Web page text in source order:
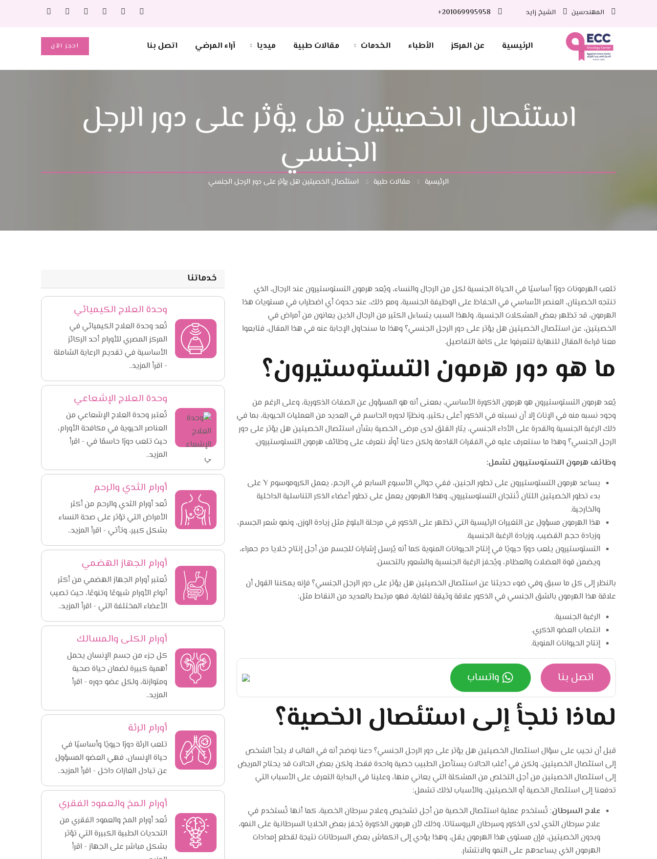
المهندسين الشيخ زايد +201069995958
الرئيسية عن المركز الأطباء الخدمات مقالات طبية ميديا آراء المرضي اتصل بنا احجز الآن
استئصال الخصيتين هل يؤثر على دور الرجل
الجنسي
الرئيسية مقالات طبية استئصال الخصيتين هل يؤثر على دور الرجل الجنسي
تلعب الهرمونات دورًا أساسيًا في الحياة الجنسية لكل من الرجال والنساء، ويُعد هرمون التستوستيرون عند الرجال، الذي
تنتجه الخصيتان، العنصر الأساسي في الحفاظ على الوظيفة الجنسية، ومع ذلك، عند حدوث أي اضطراب في مستويات هذا
الهرمون، قد تظهر بعض المشكلات الجنسية، ولهذا السبب يتساءل الكثير من الرجال الذين يعانون من أمراض في
الخصيتين، عن استئصال الخصيتين هل يؤثر على دور الرجل الجنسي؟ وهذا ما سنحاول الإجابة عنه في هذا المقال، فتابعوا
معنا قراءة المقال للنهاية لتتعرفوا على كافة التفاصيل.
ما هو دور هرمون التستوستيرون؟
يُعد هرمون التستوستيرون هو هرمون الذكورة الأساسي، بمعنى أنه هو المسؤول عن الصفات الذكورية، وعلى الرغم من
وجود نسبه منه في الإناث إلا أن نسبته في الذكور أعلى بكثير، ونظرًا لدوره الحاسم في العديد من العمليات الحيوية، بما في
ذلك الرغبة الجنسية والقدرة على الأداء الجنسي، يثار القلق لدى مرضى الخصية بشأن استئصال الخصيتين هل يؤثر على دور
الرجل الجنسي؟ وهذا ما سنتعرف عليه في الفقرات القادمة ولكن دعنا أولًا نتعرف على وظائف هرمون التستوستيرون.
وظائف هرمون التستوستيرون تشمل:
يساعد هرمون التستوستيرون على تطور الجنين، ففي حوالي الأسبوع السابع في الرحم، يعمل الكروموسوم Y على
بدء تطور الخصيتين اللتان تُنتجان التستوستيرون، وهذا الهرمون يعمل على تطور أعضاء الذكر التناسلية الداخلية
والخارجية.
هذا الهرمون مسؤول عن التغيرات الرئيسية التي تظهر على الذكور في مرحلة البلوغ مثل زيادة الوزن، ونمو شعر الجسم،
وزيادة حجم القضيب، وزيادة الرغبة الجنسية.
التستوستيرون يلعب دورًا حيويًا في إنتاج الحيوانات المنوية كما أنه يُرسل إشارات للجسم من أجل إنتاج خلايا دم حمراء،
ويضمن قوة العضلات والعظام، ويُحفز الرغبة الجنسية والشعور بالتحسن.
بالنظر إلى كل ما سبق وفي ضوء حديثنا عن استئصال الخصيتين هل يؤثر على دور الرجل الجنسي؟ فإنه يمكننا القول أن
علاقة هذا الهرمون بالشق الجنسي في الذكور علاقة وثيقة للغاية، فهو مرتبط بالعديد من النقاط مثل:
الرغبة الجنسية.
انتصاب العضو الذكري.
إنتاج الحيوانات المنوية.
اتصل بنا واتساب
لماذا نلجأ إلى استئصال الخصية؟
قبل أن نجيب على سؤال استئصال الخصيتين هل يؤثر على دور الرجل الجنسي؟ دعنا نوضح أنه في الغالب لا يلجأ الشخص
إلى استئصال الخصيتين، ولكن في أغلب الحالات يستأصل الطبيب خصية واحدة فقط، ولكن بعض الحالات قد يحتاج المريض
إلى استئصال الخصيتين من أجل التخلص من المشكلة التي يعاني منها، وعلينا في البداية التعرف على الأسباب التي
تدفعنا إلى استئصال الخصية أو الخصيتين، والأسباب لذلك تشمل:
علاج السرطان: تُستخدم عملية استئصال الخصية من أجل تشخيص وعلاج سرطان الخصية، كما أنها تُستخدم في
علاج سرطان الثدي لدى الذكور وسرطان البروستاتا، وذلك لأن هرمون الذكورة يُحفز بعض الخلايا السرطانية على النمو،
وبدون الخصيتين، فإن مستوى هذا الهرمون يقل، وهذا يؤدي إلى انكماش بعض السرطانات نتيجة لقطع إمدادات
الهرمون الذي يساعدهم على النمو والانتشار.
خدماتنا
وحدة العلاج الكيميائي
تُعد وحدة العلاج الكيميائي في
المركز المصري للأورام أحد الركائز
الأساسية في تقديم الرعاية الشاملة
- اقرأ المزيد..
وحدة العلاج الإشعاعي
تُعتبر وحدة العلاج الإشعاعي من
العناصر الحيوية في مكافحة الأورام،
حيث تلعب دورًا حاسمًا في - اقرأ
المزيد..
أورام الثدي والرحم
تُعد أورام الثدي والرحم من أكثر
الأمراض التي تؤثر على صحة النساء
بشكل كبير، وتأتي - اقرأ المزيد..
أورام الجهاز الهضمي
تُعتبر أورام الجهاز الهضمي من أكثر
أنواع الأورام شيوعًا وتنوعًا، حيث تصيب
الأعضاء المختلفة التي - اقرأ المزيد..
أورام الكلى والمسالك
كل جزء من جسم الإنسان يحمل
أهمية كبيرة لضمان حياة صحية
ومتوازنة، ولكل عضو دوره - اقرأ
المزيد..
أورام الرئة
تلعب الرئة دورًا حيويًا وأساسيًا في
حياة الإنسان، فهي العضو المسؤول
عن تبادل الغازات داخل - اقرأ المزيد..
أورام المخ والعمود الفقري
تُعد أورام المخ والعمود الفقري من
التحديات الطبية الكبيرة التي تؤثر
بشكل مباشر على الجهاز - اقرأ